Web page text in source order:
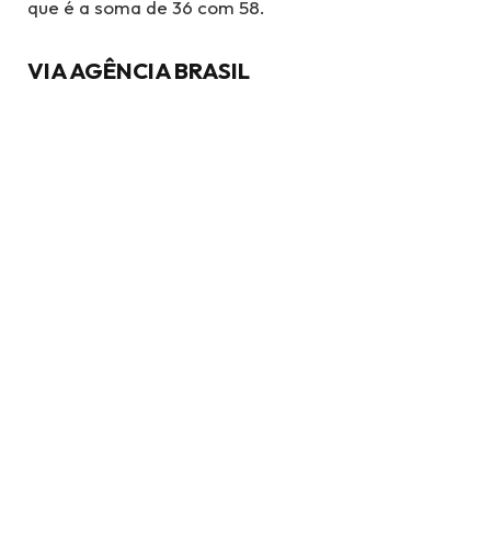
que é a soma de 36 com 58.
VIA AGÊNCIA BRASIL